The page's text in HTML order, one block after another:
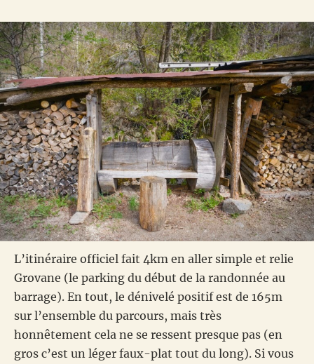
L’itinéraire officiel fait 4km en aller simple et relie
Grovane (le parking du début de la randonnée au
barrage). En tout, le dénivelé positif est de 165m
sur l’ensemble du parcours, mais très
honnêtement cela ne se ressent presque pas (en
gros c’est un léger faux-plat tout du long). Si vous